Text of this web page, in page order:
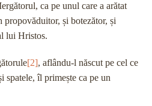
ca pe unul care a arătat
și botezător, și
lui Hristos.
[2], aflându-l născut pe cel ce
îl primește ca pe un